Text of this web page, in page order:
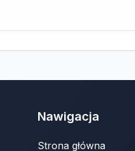
Nawigacja
Strona główna